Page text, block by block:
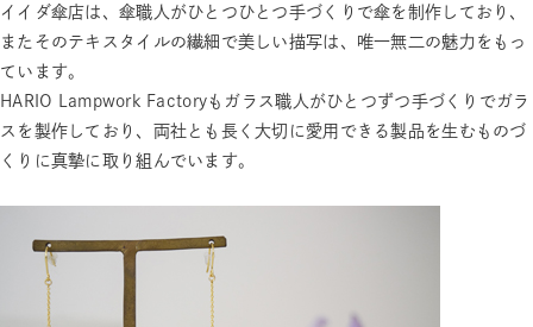
イイダ傘店は、傘職人がひとつひとつ手づくりで傘を制作しており、
またそのテキスタイルの繊細で美しい描写は、唯一無二の魅力をもっ
ています。
HARIO Lampwork Factoryもガラス職人がひとつずつ手づくりでガラ
スを製作しており、両社とも長く大切に愛用できる製品を生むものづ
くりに真摯に取り組んでいます。